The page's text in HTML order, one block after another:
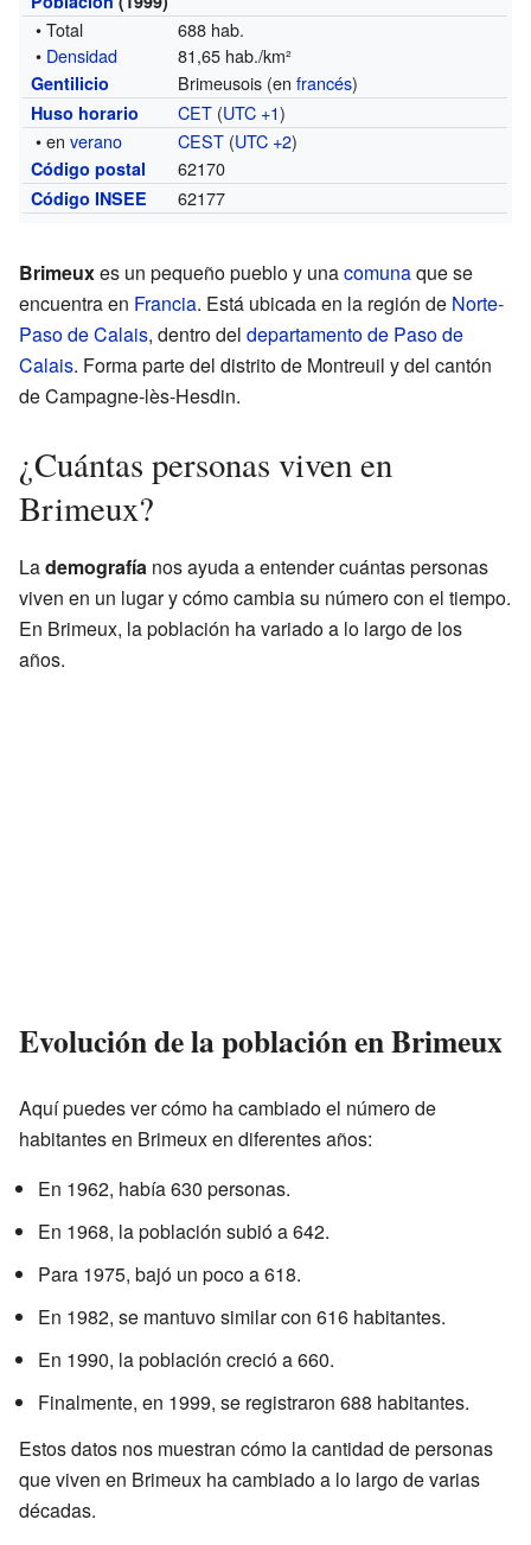
• Total
688 hab.
• Densidad 81,65 hab./km²
Gentilicio Brimeusois (enfrancés)
Huso horario CET (UTC +1)
• enverano CEST (UTC +2)
Código postal 62170
Código INSEE 62177
Brimeuxes un pequeño pueblo y unacomunaque se
encuentra en Francia. Está ubicada en la región de Norte-
Paso de Calais, dentro del departamento de Paso de
Calais. Forma parte del distrito de Montreuil y del cantón
de Campagne-lès-Hesdin.
¿Cuántas personas viven en
Brimeux?
Lademografía nos ayuda a entender cuántas personas
viven en un lugar y cómo cambia su número con el tiempo.
En Brimeux, la población ha variado a lo largo de los
años.
Evolución de la población en Brimeux
Aquí puedes ver cómo ha cambiado el número de
habitantes en Brimeux en diferentes años:
En 1962, había 630 personas.
En 1968, la población subió a 642.
Para 1975, bajó un poco a 618.
En 1982, se mantuvo similar con 616 habitantes.
En 1990, la población creció a 660.
Finalmente, en 1999, se registraron 688 habitantes.
Estos datos nos muestran cómo la cantidad de personas
que viven en Brimeux ha cambiado a lo largo de varias
décadas.